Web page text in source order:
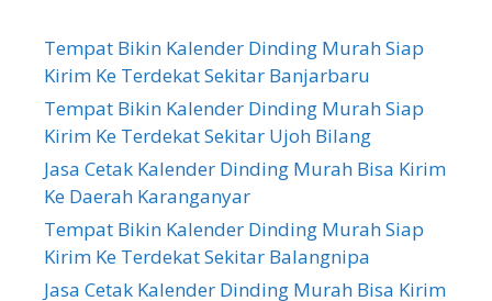
Tempat Bikin Kalender Dinding Murah Siap
Kirim Ke Terdekat Sekitar Banjarbaru
Tempat Bikin Kalender Dinding Murah Siap
Kirim Ke Terdekat Sekitar Ujoh Bilang
Jasa Cetak Kalender Dinding Murah Bisa Kirim
Ke Daerah Karanganyar
Tempat Bikin Kalender Dinding Murah Siap
Kirim Ke Terdekat Sekitar Balangnipa
Jasa Cetak Kalender Dinding Murah Bisa Kirim